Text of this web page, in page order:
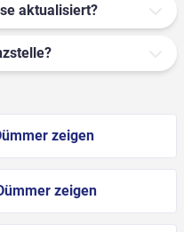
aktualisiert?
zeigen
zeigen